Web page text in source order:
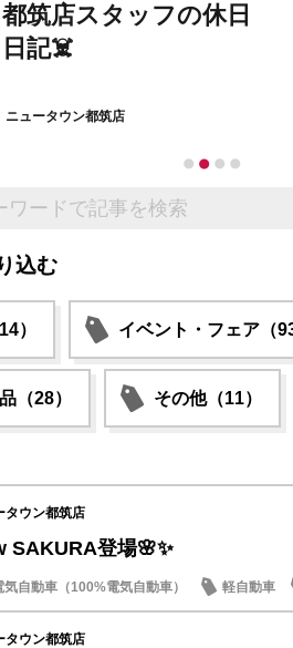
スタッフの休日
ウン都筑店
込む
） イベント・フェア（
（28） その他（11）
タウン都筑店
SAKURA登場🌸✨
気自動車（100%電気自動車）
軽自動車
題の情報
タウン都筑店